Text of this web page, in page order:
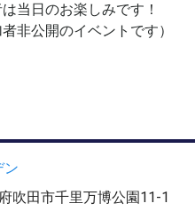
当日のお楽しみです！
者非公開のイベントです）
ン
吹田市千里万博公園11-1